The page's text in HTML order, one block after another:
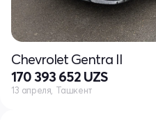
Chevrolet Gentra II
170 393 652 UZS
13 апреля, Ташкент